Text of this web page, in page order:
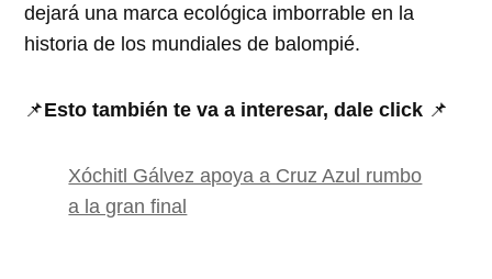
dejará una marca ecológica imborrable en la
historia de los mundiales de balompié.
📌Esto también te va a interesar, dale click 📌
Xóchitl Gálvez apoya a Cruz Azul rumbo
a la gran final